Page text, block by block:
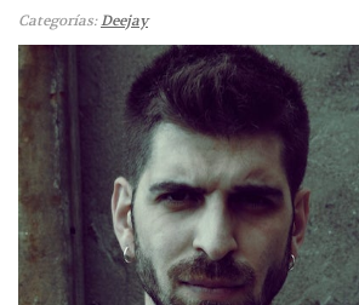
Categorías:Deejay